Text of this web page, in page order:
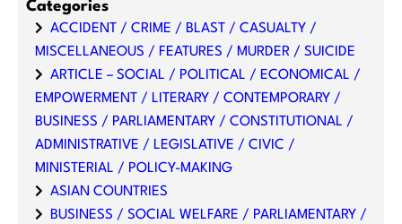
Categories
ACCIDENT / CRIME / BLAST / CASUALTY /
MISCELLANEOUS / FEATURES / MURDER / SUICIDE
ARTICLE – SOCIAL / POLITICAL / ECONOMICAL /
EMPOWERMENT / LITERARY / CONTEMPORARY /
BUSINESS / PARLIAMENTARY / CONSTITUTIONAL /
ADMINISTRATIVE / LEGISLATIVE / CIVIC /
MINISTERIAL / POLICY-MAKING
ASIAN COUNTRIES
BUSINESS / SOCIAL WELFARE / PARLIAMENTARY /